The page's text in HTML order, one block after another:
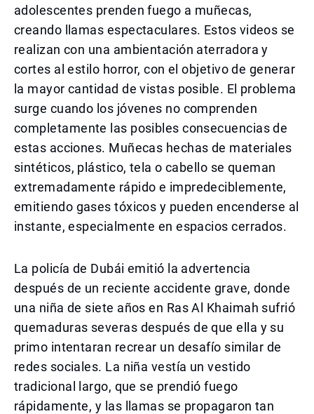
adolescentes prenden fuego a muñecas,
creando llamas espectaculares. Estos videos se
realizan con una ambientación aterradora y
cortes al estilo horror, con el objetivo de generar
la mayor cantidad de vistas posible. El problema
surge cuando los jóvenes no comprenden
completamente las posibles consecuencias de
estas acciones. Muñecas hechas de materiales
sintéticos, plástico, tela o cabello se queman
extremadamente rápido e impredeciblemente,
emitiendo gases tóxicos y pueden encenderse al
instante, especialmente en espacios cerrados.
La policía de Dubái emitió la advertencia
después de un reciente accidente grave, donde
una niña de siete años en Ras Al Khaimah sufrió
quemaduras severas después de que ella y su
primo intentaran recrear un desafío similar de
redes sociales. La niña vestía un vestido
tradicional largo, que se prendió fuego
rápidamente, y las llamas se propagaron tan